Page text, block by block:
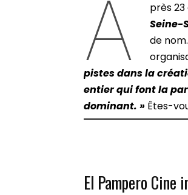
A près
Seine-
de
pistes dans la
entier qui font la
dominant. » Êtes-
El Pampero Cine